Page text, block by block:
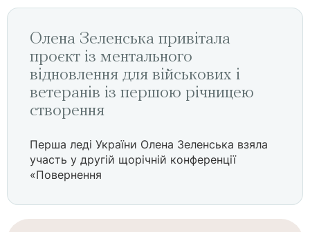
Олена Зеленська привітала
проєкт із ментального
відновлення для військових і
ветеранів із першою річницею
створення
Перша леді України Олена Зеленська взяла
участь у другій щорічній конференції
«Повернення